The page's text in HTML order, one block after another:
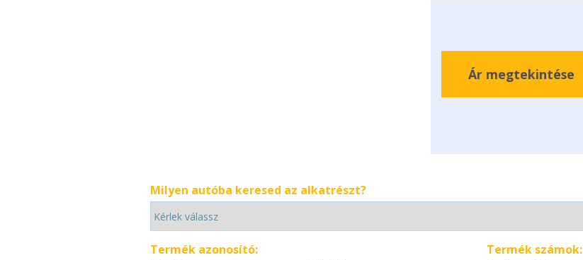
Ár megtekintése
Milyen autóba keresed az alkatrészt?
Termék azonosító: Termék számok: